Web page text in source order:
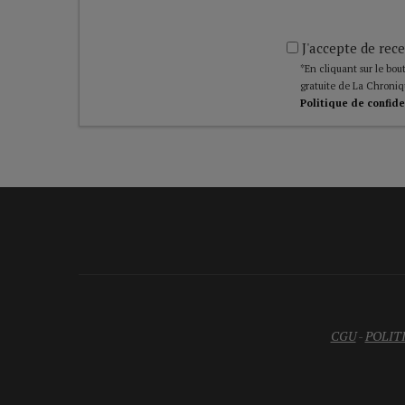
J'accepte de
*En cliquant sur le
gratuite de La
Politique de
CGU-